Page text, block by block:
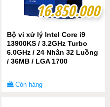
16.850.000
16.850.000
Bộ vi xử lý Intel Core i9
13900KS / 3.2GHz Turbo
6.0GHz / 24 Nhân 32 Luồng
/ 36MB / LGA 1700
Còn hàng